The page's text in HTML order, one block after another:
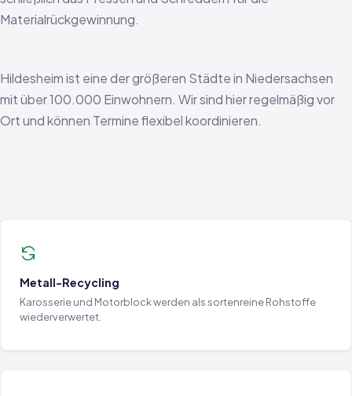
Materialrückgewinnung.
Hildesheim ist eine der größeren Städte in Niedersachsen
mit über 100.000 Einwohnern. Wir sind hier regelmäßig vor
Ort und können Termine flexibel koordinieren.
Metall-Recycling
Karosserie und Motorblock werden als sortenreine Rohstoffe
wiederverwertet.